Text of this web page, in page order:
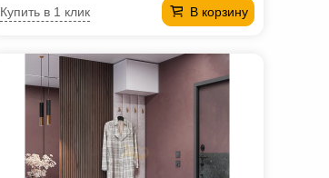
В корзину
Купить в 1 клик